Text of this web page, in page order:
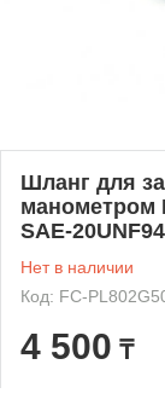
Шланг для
манометром
SAE-20UNF94
Нет в наличии
Код: FC-
4 500 ₸